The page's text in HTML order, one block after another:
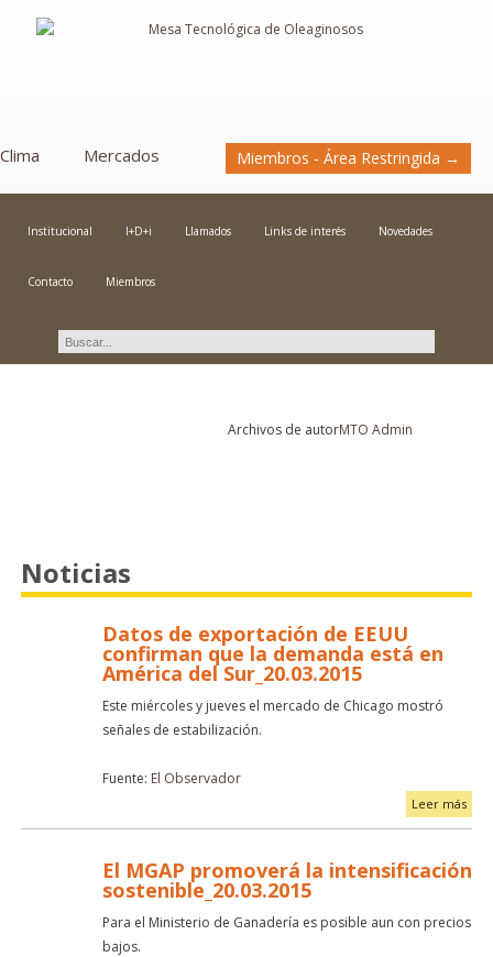
Clima Mercados Miembros - Área Restringida →
Institucional I+D+i Llamados Links de interés Novedades
Contacto Miembros
Archivos de autorMTO Admin
Noticias
Datos de exportación de EEUU
confirman que la demanda está en
América del Sur_20.03.2015
Este miércoles y jueves el mercado de Chicago mostró
señales de estabilización.
Fuente: El Observador
Leer más
El MGAP promoverá la intensificación
sostenible_20.03.2015
Para el Ministerio de Ganadería es posible aun con precios
bajos.